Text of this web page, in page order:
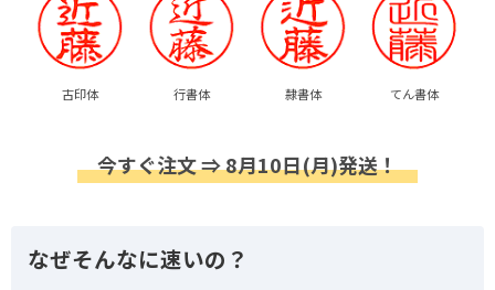
古印体 行書体 隷書体 てん書体
今すぐ注文 ⇒ 8月10日(月)発送！
なぜそんなに速いの？